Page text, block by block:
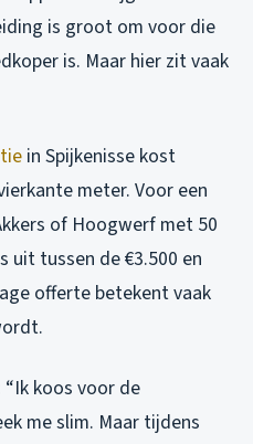
is groot om voor die
is. Maar hier zit vaak
in Spijkenisse kost
meter. Voor een
of Hoogwerf met 50
uit tussen de €3.500 en
offerte betekent vaak
koos voor de
me slim. Maar tijdens